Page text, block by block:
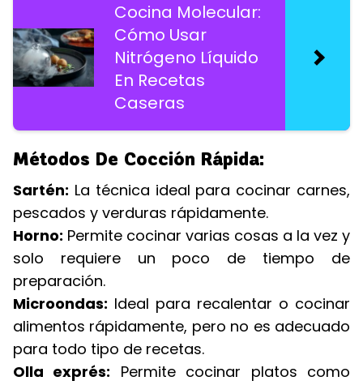
Cocina Molecular:
Cómo Usar
Nitrógeno Líquido
En Recetas
Caseras
Métodos De Cocción Rápida:
Sartén: La técnica ideal para cocinar carnes,
pescados y verduras rápidamente.
Horno: Permite cocinar varias cosas a la vez y
solo requiere un poco de tiempo de
preparación.
Microondas: Ideal para recalentar o cocinar
alimentos rápidamente, pero no es adecuado
para todo tipo de recetas.
Olla exprés: Permite cocinar platos como